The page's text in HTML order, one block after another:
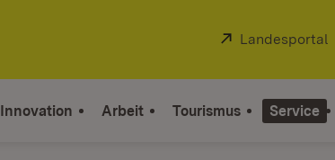
Extern:
Landesportal
Innovation Arbeit Tourismus Service